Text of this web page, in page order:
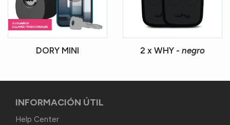
DORY MINI 2 x WHY - negro
INFORMACIÓN ÚTIL
Help Center